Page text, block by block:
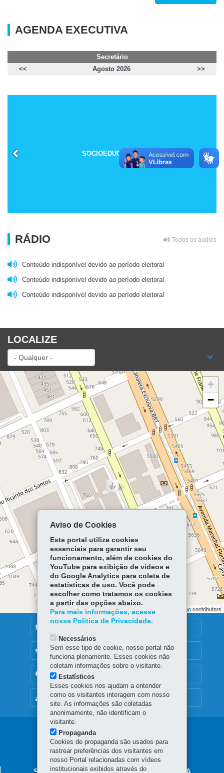
AGENDA EXECUTIVA
Secretário
<<
Agosto 2026 >>
SOCIOEDUCAÇÃO
RÁDIO Todos os áudios
Conteúdo indisponível devido ao período eleitoral
Conteúdo indisponível devido ao período eleitoral
Conteúdo indisponível devido ao período eleitoral
LOCALIZE
+
−
Leaflet | © OpenStreetMap contributors | © OpenStreetMapcontributors
MAPA DO SITE
OUVIDORIA
TRANSPARÊNCIA INSTITUCIONAL
Navegação
principal
Aviso de Cookies
Este portal utiliza cookies
essenciais para garantir seu
funcionamento, além de cookies do
YouTube para exibição de vídeos e
do Google Analytics para coleta de
estatísticas de uso. Você pode
escolher como tratamos os cookies
a partir das opções abaixo.
Para mais informações, acesse
nossa Política de Privacidade.
Necessários
Sem esse tipo de cookie, nosso portal não
funciona plenamente. Esses cookies não
coletam informações sobre o visitante.
Estatísticos
Esses cookies nos ajudam a entender
como os visitantes interagem com nosso
site. As informações são coletadas
anonimamente, não identificam o
visitante.
Propaganda
Cookies de propaganda são usados para
rastrear preferências dos visitantes em
nosso Portal relacionadas com vídeos
institucionais exibidos através do